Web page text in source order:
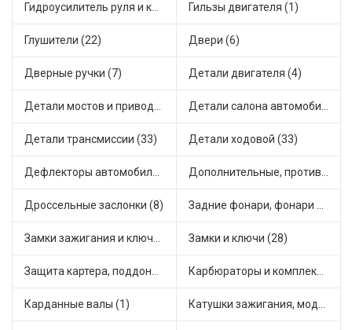
Гидроусилитель руля и комплектующие (1) Гильзы двигателя (1)
Глушители (22) Двери (6)
Дверные ручки (7) Детали двигателя (4)
Детали мостов и привода трансмиссии (26) Детали салона автомобиля (30)
Детали трансмиссии (33) Детали ходовой (33)
Дефлекторы автомобильные (2) Дополнительные, противотуманные фары (2)
Дроссельные заслонки (8) Задние фонари, фонари видимости (5)
Замки зажигания и ключи (16) Замки и ключи (28)
Защита картера, поддона, КПП (2) Карбюраторы и комплектующие (25)
Карданные валы (1) Катушки зажигания, модули зажигания (15)